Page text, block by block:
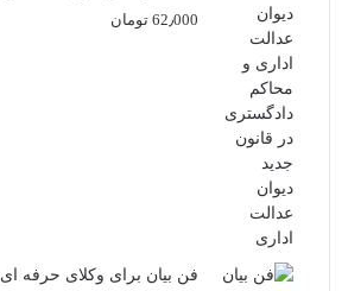
62٫000 تومان
فن بیان برای وکلای حرفه ای